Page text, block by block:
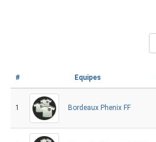
# Equipes
1 Bordeaux Phenix FF